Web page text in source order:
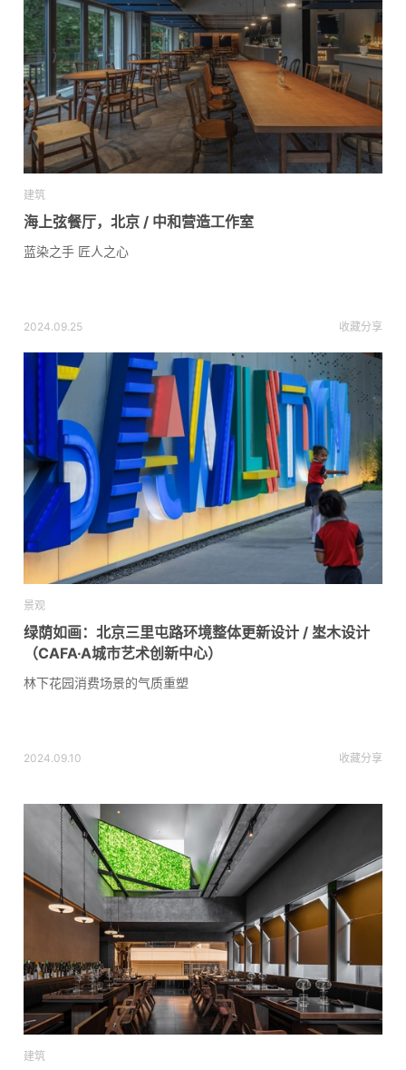
建筑
海上弦餐厅，北京 / 中和营造工作室
蓝染之手 匠人之心
2024.09.25 收藏分享
景观
绿荫如画：北京三里屯路环境整体更新设计 / 埊木设计
（CAFA·A城市艺术创新中心）
林下花园消费场景的气质重塑
2024.09.10 收藏分享
建筑